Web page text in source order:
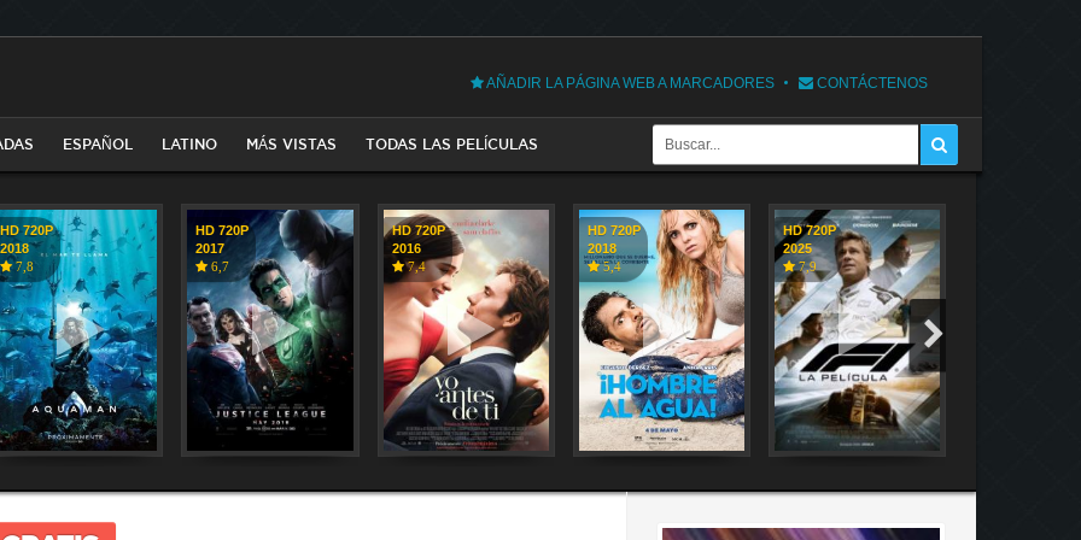
AÑADIR LA PÁGINA WEB A MARCADORES CONTÁCTENOS
ESPAÑOL LATINO MÁS VISTAS TODAS LAS PELÍCULAS
HD 720P
2018
7,8
HD 720P
2017
6,7
HD 720P
2016
7,4
HD 720P
2018
5,4
HD 720P
2025
7,9